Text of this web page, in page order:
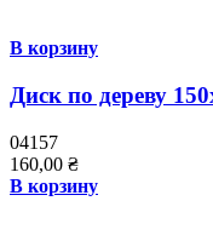
В корзину
Диск по дереву
04157
160,00 ₴
В корзину